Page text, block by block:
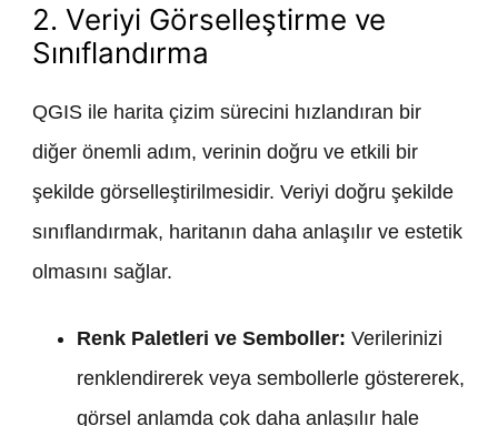
2. Veriyi Görselleştirme ve
Sınıflandırma
QGIS ile harita çizim sürecini hızlandıran bir
diğer önemli adım, verinin doğru ve etkili bir
şekilde görselleştirilmesidir. Veriyi doğru şekilde
sınıflandırmak, haritanın daha anlaşılır ve estetik
olmasını sağlar.
Renk Paletleri ve Semboller: Verilerinizi
renklendirerek veya sembollerle göstererek,
görsel anlamda çok daha anlaşılır hale